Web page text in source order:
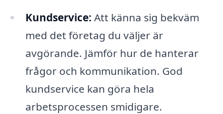
Kundservice: Att känna sig bekväm
med det företag du väljer är
avgörande. Jämför hur de hanterar
frågor och kommunikation. God
kundservice kan göra hela
arbetsprocessen smidigare.